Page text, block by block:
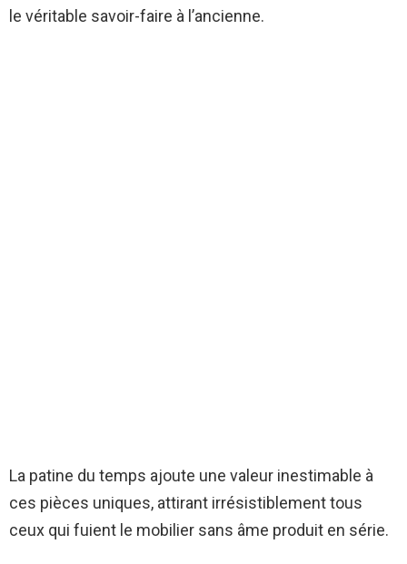
le véritable savoir-faire à l’ancienne.
La patine du temps ajoute une valeur inestimable à
ces pièces uniques, attirant irrésistiblement tous
ceux qui fuient le mobilier sans âme produit en série.